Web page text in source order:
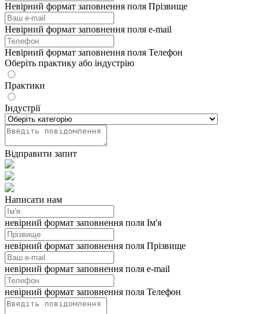
Невірний формат заповнення поля Прізвище
Невірний формат заповнення поля e-mail
Невірний формат заповнення поля Телефон
Оберіть практику або індустрію
Практики
Індустрії
Відправити запит
Написати нам
невірний формат заповнення поля Ім'я
невірний формат заповнення поля Прізвище
невірний формат заповнення поля e-mail
невірний формат заповнення поля Телефон